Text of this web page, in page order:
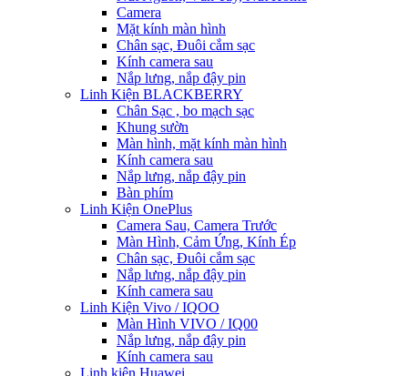
Camera
Mặt kính màn hình
Chân sạc, Đuôi cắm sạc
Kính camera sau
Nắp lưng, nắp đậy pin
Linh Kiện BLACKBERRY
Chân Sạc , bo mạch sạc
Khung sườn
Màn hình, mặt kính màn hình
Kính camera sau
Nắp lưng, nắp đậy pin
Bàn phím
Linh Kiện OnePlus
Camera Sau, Camera Trước
Màn Hình, Cảm Ứng, Kính Ép
Chân sạc, Đuôi cắm sạc
Nắp lưng, nắp đậy pin
Kính camera sau
Linh Kiện Vivo / IQOO
Màn Hình VIVO / IQ00
Nắp lưng, nắp đậy pin
Kính camera sau
Linh kiện Huawei